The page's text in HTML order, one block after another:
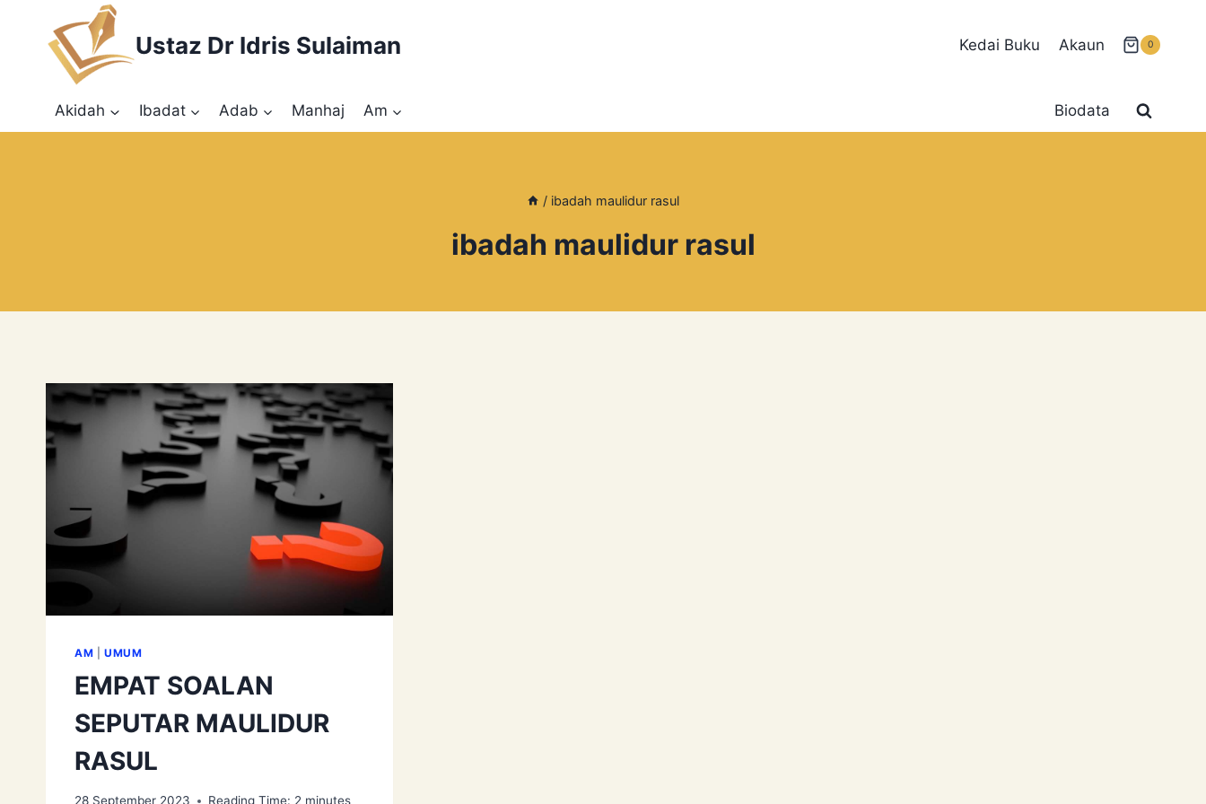
Ustaz Dr Idris Sulaiman Kedai Buku Akaun 0
Akidah Ibadat Adab Manhaj Am Biodata
/ ibadah maulidur rasul
ibadah maulidur rasul
AM UMUM
EMPAT SOALAN
SEPUTAR MAULIDUR
RASUL
28 September 2023 Reading Time: 2 minutes